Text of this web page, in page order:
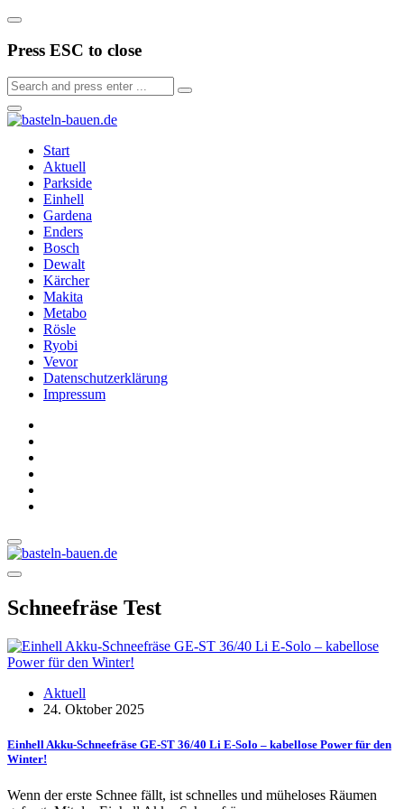
Press ESC to close
Start
Aktuell
Parkside
Einhell
Gardena
Enders
Bosch
Dewalt
Kärcher
Makita
Metabo
Rösle
Ryobi
Vevor
Datenschutzerklärung
Impressum
Schneefräse Test
Aktuell
24. Oktober 2025
Einhell Akku-Schneefräse GE-ST 36/40 Li E-Solo – kabellose Power für den
Winter!
Wenn der erste Schnee fällt, ist schnelles und müheloses Räumen